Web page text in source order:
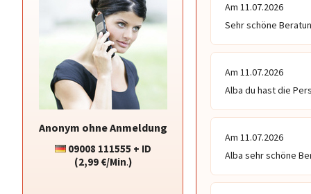
Anonym ohne Anmeldung
09008 111555 + ID
(2,99 €/Min.)
Am 11.07.2026
Sehr schöne
Am 11.07.2026
Alba du hast die
Am 11.07.2026
Alba sehr schöne